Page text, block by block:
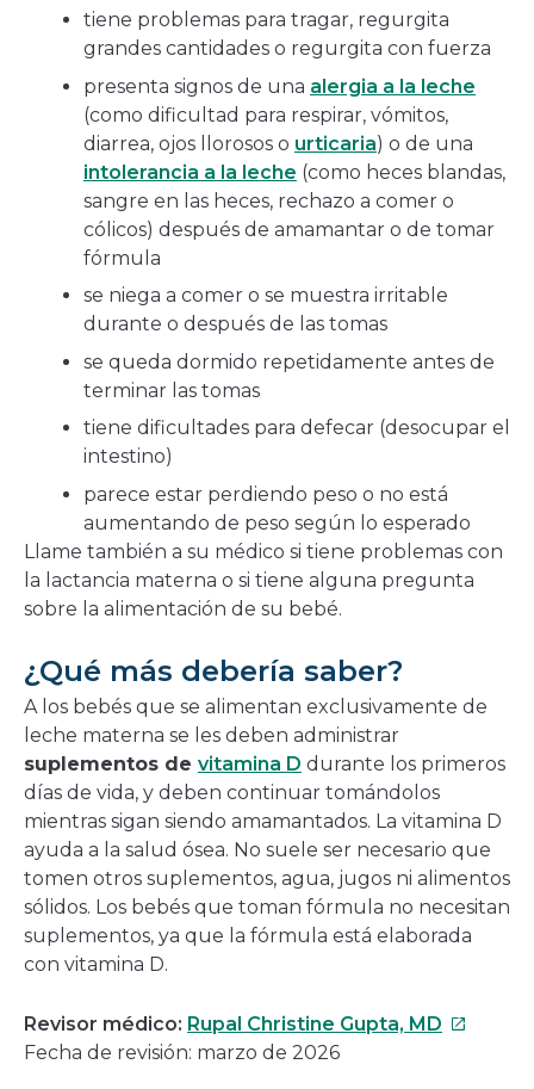
tiene problemas para tragar, regurgita
grandes cantidades o regurgita con fuerza
presenta signos de una alergia a la leche
(como dificultad para respirar, vómitos,
diarrea, ojos llorosos o urticaria) o de una
intolerancia a la leche (como heces blandas,
sangre en las heces, rechazo a comer o
cólicos) después de amamantar o de tomar
fórmula
se niega a comer o se muestra irritable
durante o después de las tomas
se queda dormido repetidamente antes de
terminar las tomas
tiene dificultades para defecar (desocupar el
intestino)
parece estar perdiendo peso o no está
aumentando de peso según lo esperado
Llame también a su médico si tiene problemas con
la lactancia materna o si tiene alguna pregunta
sobre la alimentación de su bebé.
¿Qué más debería saber?
A los bebés que se alimentan exclusivamente de
leche materna se les deben administrar
suplementos de vitamina D durante los primeros
días de vida, y deben continuar tomándolos
mientras sigan siendo amamantados. La vitamina D
ayuda a la salud ósea. No suele ser necesario que
tomen otros suplementos, agua, jugos ni alimentos
sólidos. Los bebés que toman fórmula no necesitan
suplementos, ya que la fórmula está elaborada
con vitamina D.
Revisor médico: Rupal Christine Gupta, MD Este
Fecha de revisión: marzo de 2026